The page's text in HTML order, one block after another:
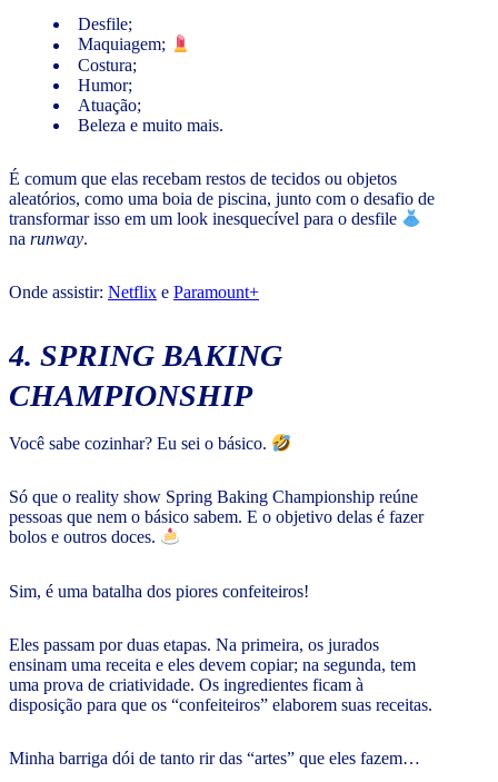
Desfile;
Maquiagem;
Costura;
Humor;
Atuação;
Beleza e muito mais.
É comum que elas recebam restos de tecidos ou objetos
aleatórios, como uma boia de piscina, junto com o desafio de
transformar isso em um look inesquecível para o desfile
na runway.
Onde assistir: Netflix e Paramount+
4. SPRING BAKING
CHAMPIONSHIP
Você sabe cozinhar? Eu sei o básico.
Só que o reality show Spring Baking Championship reúne
pessoas que nem o básico sabem. E o objetivo delas é fazer
bolos e outros doces.
Sim, é uma batalha dos piores confeiteiros!
Eles passam por duas etapas. Na primeira, os jurados
ensinam uma receita e eles devem copiar; na segunda, tem
uma prova de criatividade. Os ingredientes ficam à
disposição para que os “confeiteiros” elaborem suas receitas.
Minha barriga dói de tanto rir das “artes” que eles fazem…